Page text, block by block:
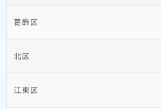
葛飾区
北区
江東区